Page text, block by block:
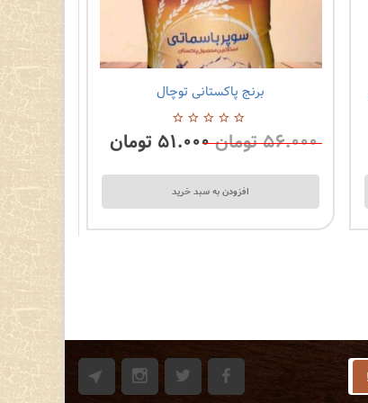
برنج پاکستانی توچال
از
۵۶.۰۰۰تومان۵۱.۰۰۰ تومان
افزودن به سبد خرید